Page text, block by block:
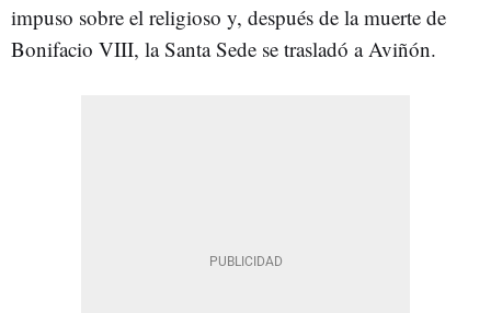
impuso sobre el religioso y, después de la muerte de
Bonifacio VIII, la Santa Sede se trasladó a Aviñón.